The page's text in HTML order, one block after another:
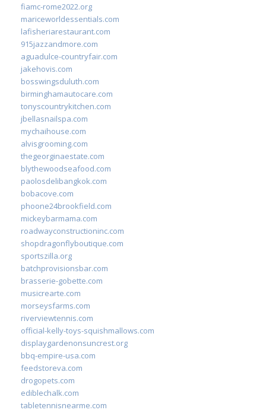
fiamc-rome2022.org
mariceworldessentials.com
lafisheriarestaurant.com
915jazzandmore.com
aguadulce-countryfair.com
jakehovis.com
bosswingsduluth.com
birminghamautocare.com
tonyscountrykitchen.com
jbellasnailspa.com
mychaihouse.com
alvisgrooming.com
thegeorginaestate.com
blythewoodseafood.com
paolosdelibangkok.com
bobacove.com
phoone24brookfield.com
mickeybarmama.com
roadwayconstructioninc.com
shopdragonflyboutique.com
sportszilla.org
batchprovisionsbar.com
brasserie-gobette.com
musicrearte.com
morseysfarms.com
riverviewtennis.com
official-kelly-toys-squishmallows.com
displaygardenonsuncrest.org
bbq-empire-usa.com
feedstoreva.com
drogopets.com
ediblechalk.com
tabletennisnearme.com